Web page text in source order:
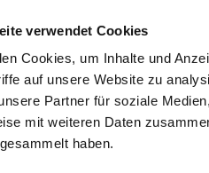
verwendet Cookies
Cookies, um Inhalte und
auf unsere Website zu
Partner für soziale
mit weiteren Daten
haben.
The